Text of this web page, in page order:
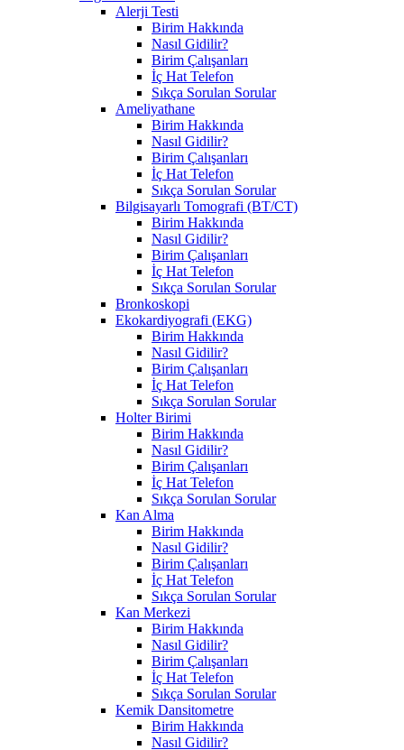
Alerji Testi
Birim Hakkında
Nasıl Gidilir?
Birim Çalışanları
İç Hat Telefon
Sıkça Sorulan Sorular
Ameliyathane
Birim Hakkında
Nasıl Gidilir?
Birim Çalışanları
İç Hat Telefon
Sıkça Sorulan Sorular
Bilgisayarlı Tomografi (BT/CT)
Birim Hakkında
Nasıl Gidilir?
Birim Çalışanları
İç Hat Telefon
Sıkça Sorulan Sorular
Bronkoskopi
Ekokardiyografi (EKG)
Birim Hakkında
Nasıl Gidilir?
Birim Çalışanları
İç Hat Telefon
Sıkça Sorulan Sorular
Holter Birimi
Birim Hakkında
Nasıl Gidilir?
Birim Çalışanları
İç Hat Telefon
Sıkça Sorulan Sorular
Kan Alma
Birim Hakkında
Nasıl Gidilir?
Birim Çalışanları
İç Hat Telefon
Sıkça Sorulan Sorular
Kan Merkezi
Birim Hakkında
Nasıl Gidilir?
Birim Çalışanları
İç Hat Telefon
Sıkça Sorulan Sorular
Kemik Dansitometre
Birim Hakkında
Nasıl Gidilir?